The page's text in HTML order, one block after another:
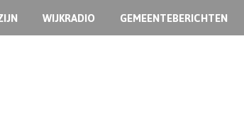
WIJKRADIO GEMEENTEBERICHTEN